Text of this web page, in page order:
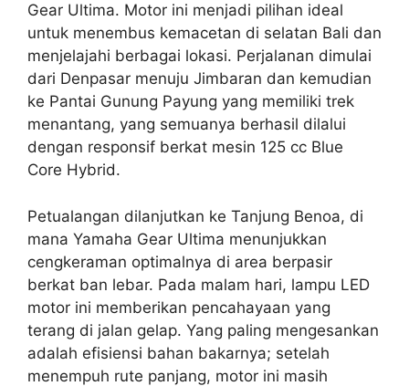
Gear Ultima. Motor ini menjadi pilihan ideal
untuk menembus kemacetan di selatan Bali dan
menjelajahi berbagai lokasi. Perjalanan dimulai
dari Denpasar menuju Jimbaran dan kemudian
ke Pantai Gunung Payung yang memiliki trek
menantang, yang semuanya berhasil dilalui
dengan responsif berkat mesin 125 cc Blue
Core Hybrid.
Petualangan dilanjutkan ke Tanjung Benoa, di
mana Yamaha Gear Ultima menunjukkan
cengkeraman optimalnya di area berpasir
berkat ban lebar. Pada malam hari, lampu LED
motor ini memberikan pencahayaan yang
terang di jalan gelap. Yang paling mengesankan
adalah efisiensi bahan bakarnya; setelah
menempuh rute panjang, motor ini masih